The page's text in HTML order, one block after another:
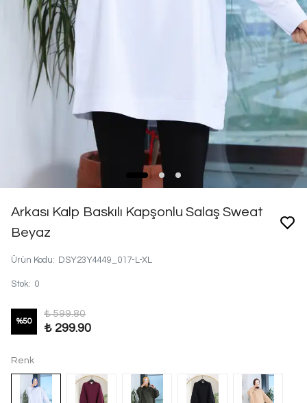
Arkası Kalp Baskılı Kapşonlu Salaş Sweat
Beyaz
Ürün Kodu: DSY23Y4449_017-L-XL
Stok: 0
%50
₺ 599.80
₺ 299.90
Renk